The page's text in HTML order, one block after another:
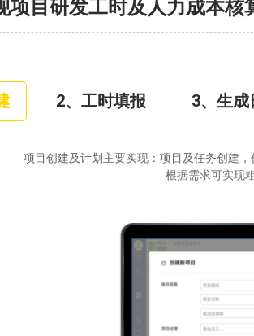
项目研发工时及人力成本核
2、工时填报 3、生
项目创建及计划主要实现：项目及任务创建
根据需求可实现